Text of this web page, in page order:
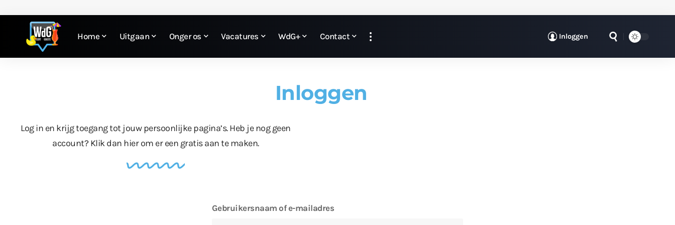
Home Uitgaan Onger os Vacatures WdG+ Contact Inloggen
Inloggen
Log in en krijg toegang tot jouw persoonlijke pagina’s. Heb je nog geen
account? Klik dan hierom er een gratis aan te maken.
Gebruikersnaam of e-mailadres